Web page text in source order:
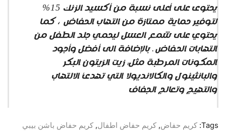
يحتوى على أعلى نسبة من أكسيد الزنك 15%
لتوفير حماية ممتازة من التهاب الحفاض ، كما
يحتوي على شمع العسل ليحمي جلد الطفل من
التهابات الحفاض. بالإضافة الى أفضل وأجود
المكونات المرطبة مثل: زيت الزيتون البكر
والبانثينول والكالانديولا التي تهدئ الالتهاب
والتهيج وتعالج الجفاف
Tags: كريم حفاض, كريم حفاض اطفال, كريم حفاض باشن بيبي